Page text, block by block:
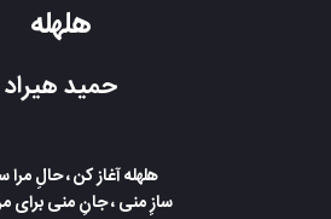
هلهله
حمید هیراد
هلهله آغاز کن ، حالِ مرا
سازِ منی ، جانِ منی برای